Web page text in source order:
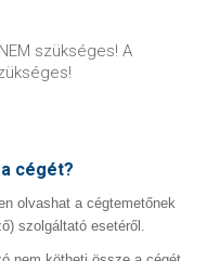
szükséges! A
cégét?
olvashat a cégtemetőnek
szolgáltató esetéről.